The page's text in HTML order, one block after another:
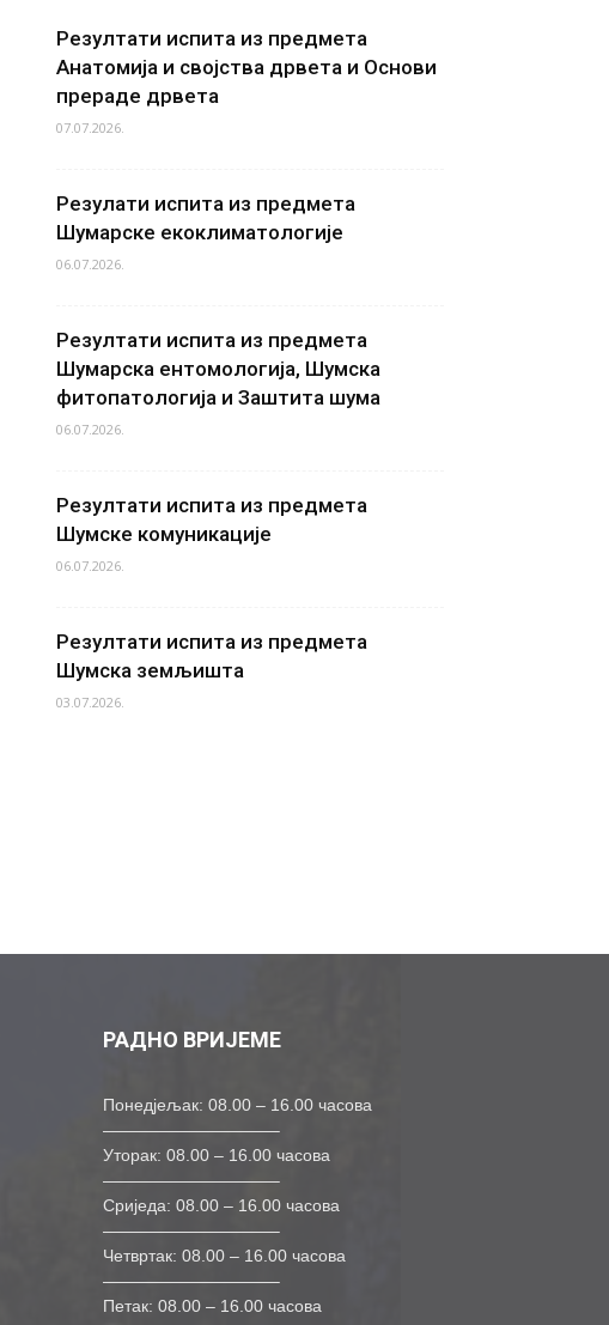
Резултати испита из предмета
Анатомија и својства дрвета и Основи
прераде дрвета
07.07.2026.
Резулати испита из предмета
Шумарске екоклиматологије
06.07.2026.
Резултати испита из предмета
Шумарска ентомологија, Шумска
фитопатологија и Заштита шума
06.07.2026.
Резултати испита из предмета
Шумске комуникације
06.07.2026.
Резултати испита из предмета
Шумска земљишта
03.07.2026.
РАДНО ВРИЈЕМЕ
Понедјељак: 08.00 – 16.00 часова
——————————–
Уторак: 08.00 – 16.00 часова
——————————–
Сриједа: 08.00 – 16.00 часова
——————————–
Четвртак: 08.00 – 16.00 часова
——————————–
Петак: 08.00 – 16.00 часова